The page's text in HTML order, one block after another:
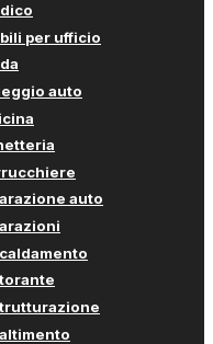
per ufficio
auto
auto